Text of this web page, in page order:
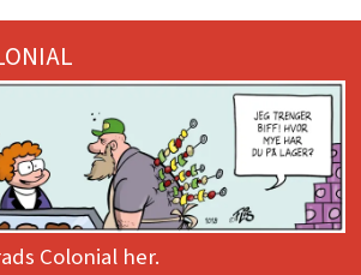
Colonial her.